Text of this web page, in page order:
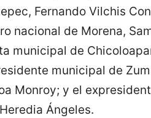
Fernando Vilchis
nacional de Morena,
municipal de
municipal de
Monroy; y el
Ángeles.